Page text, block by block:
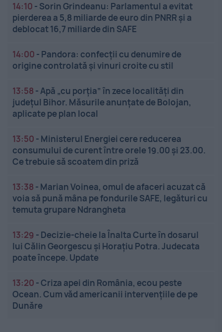
14:10 - Sorin Grindeanu: Parlamentul a evitat
pierderea a 5,8 miliarde de euro din PNRR și a
deblocat 16,7 miliarde din SAFE
14:00 - Pandora: confecții cu denumire de
origine controlată și vinuri croite cu stil
13:58 -Apă „cu porția” în zece localități din
județul Bihor. Măsurile anunțate de Bolojan,
aplicate pe plan local
13:50 - Ministerul Energiei cere reducerea
consumului de curent între orele 19.00 și 23.00.
Ce trebuie să scoatem din priză
13:38 - Marian Voinea, omul de afaceri acuzat că
voia să pună mâna pe fondurile SAFE, legături cu
temuta grupare Ndrangheta
13:29 - Decizie-cheie la Înalta Curte în dosarul
lui Călin Georgescu și Horațiu Potra. Judecata
poate începe. Update
13:20 -Criza apei din România, ecou peste
Ocean. Cum văd americanii intervențiile de pe
Dunăre